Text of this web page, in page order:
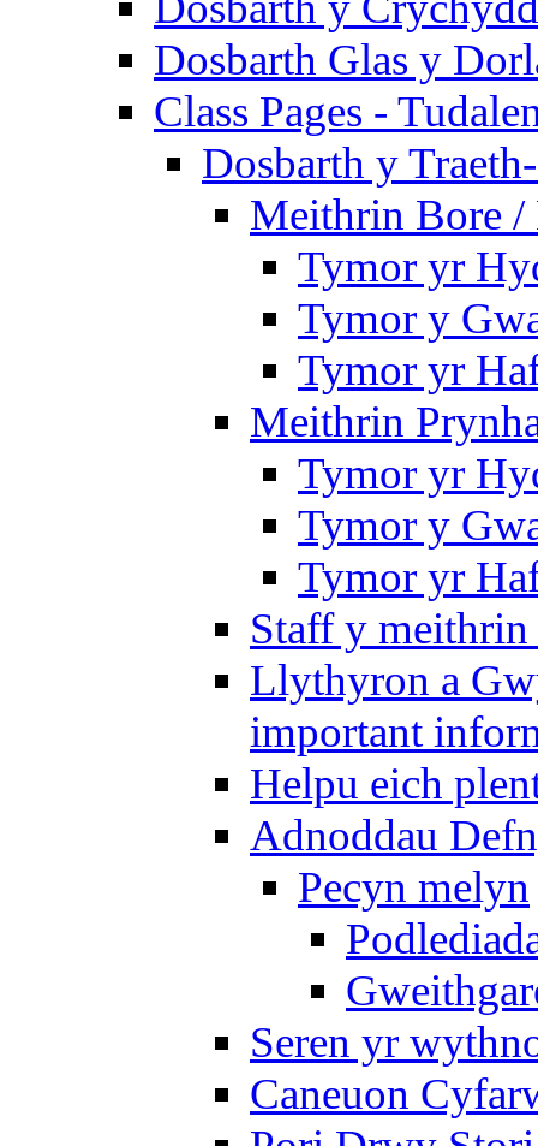
Dosbarth Glas y
Class Pages -
Dosbarth y
Meithrin Bore
Tymor yr
Tymor y
Tymor yr
Meithrin
Tymor yr
Tymor y
Tymor yr
Staff y
Llythyron a
important
Helpu eich
Adnoddau
Pecyn melyn
Seren yr
Caneuon